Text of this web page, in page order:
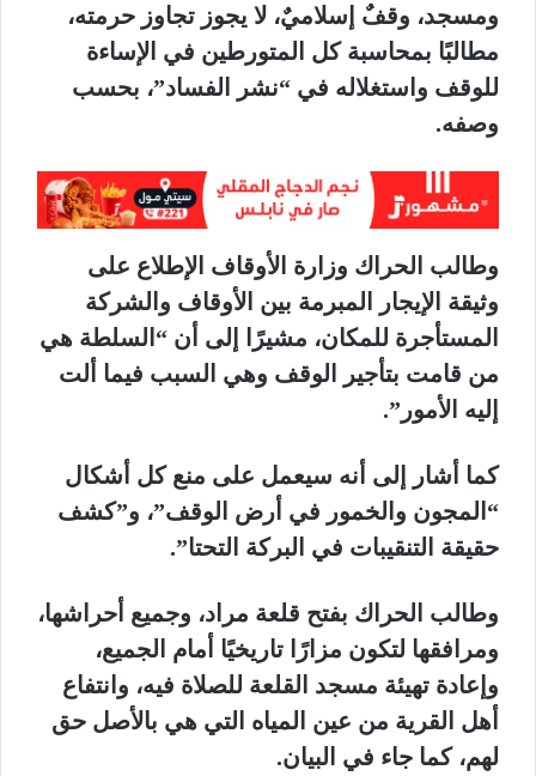
ومسجد، وقفٌ إسلاميٌ، لا يجوز تجاوز حرمته،
مطالبًا بمحاسبة كل المتورطين في الإساءة
للوقف واستغلاله في “نشر الفساد”، بحسب
وصفه.
وطالب الحراك وزارة الأوقاف الإطلاع على
وثيقة الإيجار المبرمة بين الأوقاف والشركة
المستأجرة للمكان، مشيرًا إلى أن “السلطة هي
من قامت بتأجير الوقف وهي السبب فيما ألت
إليه الأمور”.
كما أشار إلى أنه سيعمل على منع كل أشكال
“المجون والخمور في أرض الوقف”، و”كشف
حقيقة التنقيبات في البركة التحتا”.
وطالب الحراك بفتح قلعة مراد، وجميع أحراشها،
ومرافقها لتكون مزارًا تاريخيًا أمام الجميع،
وإعادة تهيئة مسجد القلعة للصلاة فيه، وانتفاع
أهل القرية من عين المياه التي هي بالأصل حق
لهم، كما جاء في البيان.